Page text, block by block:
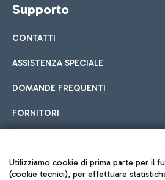
Supporto
CONTATTI
ASSISTENZA SPECIALE
DOMANDE FREQUENTI
FORNITORI
Seguici sui social
Utilizziamo cookie di prima parte per il
(cookie tecnici), per effettuare